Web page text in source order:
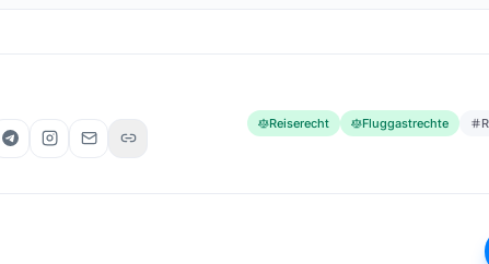
Reiserecht Fluggastrechte